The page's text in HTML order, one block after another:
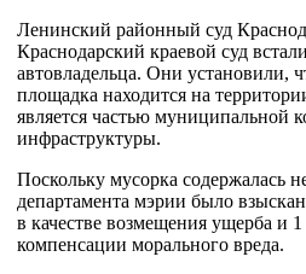
Ленинский районный суд
Краснодарский краевой суд
автовладельца. Они установили,
площадка находится на
является частью муниципальной
инфраструктуры.
Поскольку мусорка содержалась
департамента мэрии было
в качестве возмещения ущерба и
компенсации морального вреда.